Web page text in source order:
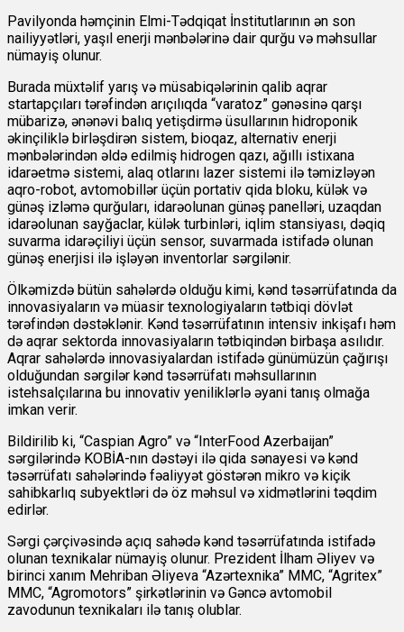
Pavilyonda həmçinin Elmi-Tədqiqat İnstitutlarının ən son
nailiyyətləri, yaşıl enerji mənbələrinə dair qurğu və məhsullar
nümayiş olunur.
Burada müxtəlif yarış və müsabiqələrinin qalib aqrar
startapçıları tərəfindən arıçılıqda “varatoz” gənəsinə qarşı
mübarizə, ənənəvi balıq yetişdirmə üsullarının hidroponik
əkinçiliklə birləşdirən sistem, bioqaz, alternativ enerji
mənbələrindən əldə edilmiş hidrogen qazı, ağıllı istixana
idarəetmə sistemi, alaq otlarını lazer sistemi ilə təmizləyən
aqro-robot, avtomobillər üçün portativ qida bloku, külək və
günəş izləmə qurğuları, idarəolunan günəş panelləri, uzaqdan
idarəolunan sayğaclar, külək turbinləri, iqlim stansiyası, dəqiq
suvarma idarəçiliyi üçün sensor, suvarmada istifadə olunan
günəş enerjisi ilə işləyən inventorlar sərgilənir.
Ölkəmizdə bütün sahələrdə olduğu kimi, kənd təsərrüfatında da
innovasiyaların və müasir texnologiyaların tətbiqi dövlət
tərəfindən dəstəklənir. Kənd təsərrüfatının intensiv inkişafı həm
də aqrar sektorda innovasiyaların tətbiqindən birbaşa asılıdır.
Aqrar sahələrdə innovasiyalardan istifadə günümüzün çağırışı
olduğundan sərgilər kənd təsərrüfatı məhsullarının
istehsalçılarına bu innovativ yeniliklərlə əyani tanış olmağa
imkan verir.
Bildirilib ki, “Caspian Agro” və “InterFood Azerbaijan”
sərgilərində KOBİA-nın dəstəyi ilə qida sənayesi və kənd
təsərrüfatı sahələrində fəaliyyət göstərən mikro və kiçik
sahibkarlıq subyektləri də öz məhsul və xidmətlərini təqdim
edirlər.
Sərgi çərçivəsində açıq sahədə kənd təsərrüfatında istifadə
olunan texnikalar nümayiş olunur. Prezident İlham Əliyev və
birinci xanım Mehriban Əliyeva “Azərtexnika” MMC, “Agritex”
MMC, “Agromotors” şirkətlərinin və Gəncə avtomobil
zavodunun texnikaları ilə tanış olublar.